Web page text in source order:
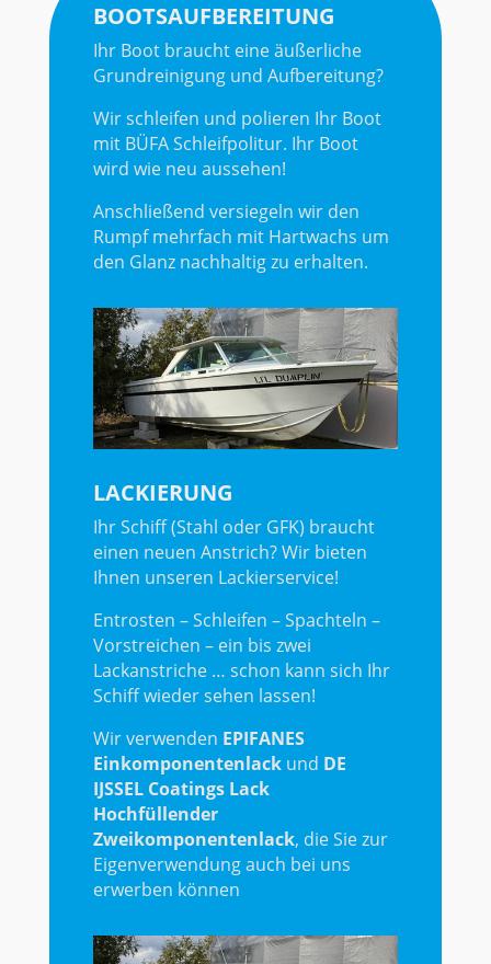
BOOTSAUFBEREITUNG
Ihr Boot braucht eine äußerliche
Grundreinigung und Aufbereitung?
Wir schleifen und polieren Ihr Boot
mit BÜFA Schleifpolitur. Ihr Boot
wird wie neu aussehen!
Anschließend versiegeln wir den
Rumpf mehrfach mit Hartwachs um
den Glanz nachhaltig zu erhalten.
LACKIERUNG
Ihr Schiff (Stahl oder GFK) braucht
einen neuen Anstrich? Wir bieten
Ihnen unseren Lackierservice!
Entrosten – Schleifen – Spachteln –
Vorstreichen – ein bis zwei
Lackanstriche … schon kann sich Ihr
Schiff wieder sehen lassen!
Wir verwenden EPIFANES
Einkomponentenlackund DE
IJSSEL Coatings Lack
Hochfüllender
Zweikomponentenlack, die Sie zur
Eigenverwendung auch bei uns
erwerben können